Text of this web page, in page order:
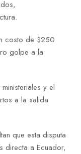
costo de $250
golpe a la
y el
a la salida
que esta disputa
directa a Ecuador,